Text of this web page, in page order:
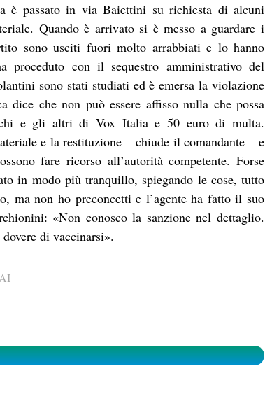
è passato in via Baiettini su richiesta di alcuni
Quando è arrivato si è messo a guardare i
sono usciti fuori molto arrabbiati e lo hanno
proceduto con il sequestro amministrativo del
sono stati studiati ed è emersa la violazione
che non può essere affisso nulla che possa
e gli altri di Vox Italia e 50 euro di multa.
e la restituzione – chiude il comandante – e
fare ricorso all’autorità competente. Forse
in modo più tranquillo, spiegando le cose, tutto
ma non ho preconcetti e l’agente ha fatto il suo
«Non conosco la sanzione nel dettaglio.
di vaccinarsi».